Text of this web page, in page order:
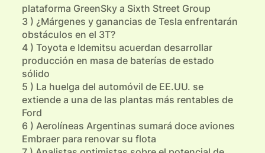
plataforma GreenSky a Sixth Street Group
3 ) ¿Márgenes y ganancias de Tesla enfrentarán
obstáculos en el 3T?
4 ) Toyota e Idemitsu acuerdan desarrollar
producción en masa de baterías de estado
sólido
5 ) La huelga del automóvil de EE.UU. se
extiende a una de las plantas más rentables de
Ford
6 ) Aerolíneas Argentinas sumará doce aviones
Embraer para renovar su flota